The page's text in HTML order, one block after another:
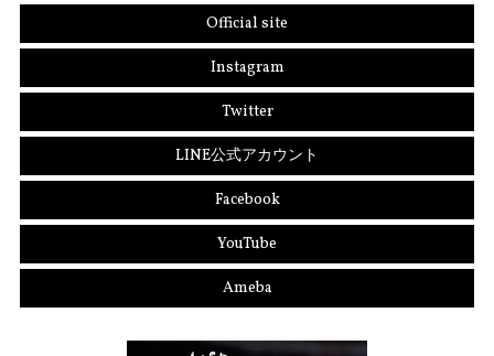
Official site
Instagram
Twitter
LINE公式アカウント
Facebook
YouTube
Ameba